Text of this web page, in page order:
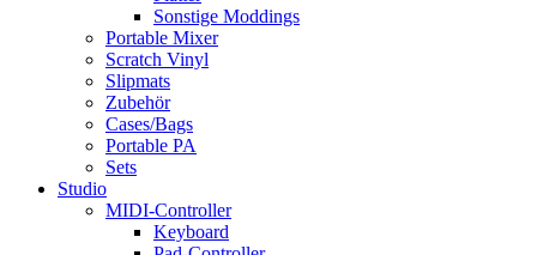
Sonstige Moddings
Portable Mixer
Scratch Vinyl
Slipmats
Zubehör
Cases/Bags
Portable PA
Sets
Studio
MIDI-Controller
Keyboard